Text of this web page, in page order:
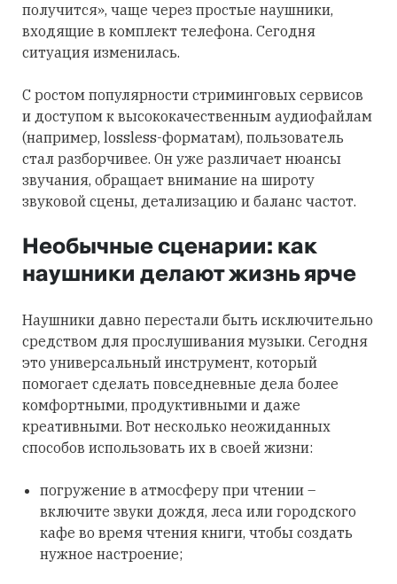
получится», чаще через простые наушники,
входящие в комплект телефона. Сегодня
ситуация изменилась.
С ростом популярности стриминговых сервисов
и доступом к высококачественным аудиофайлам
(например, lossless-форматам), пользователь
стал разборчивее. Он уже различает нюансы
звучания, обращает внимание на широту
звуковой сцены, детализацию и баланс частот.
Необычные сценарии: как
наушники делают жизнь ярче
Наушники давно перестали быть исключительно
средством для прослушивания музыки. Сегодня
это универсальный инструмент, который
помогает сделать повседневные дела более
комфортными, продуктивными и даже
креативными. Вот несколько неожиданных
способов использовать их в своей жизни:
погружение в атмосферу при чтении –
включите звуки дождя, леса или городского
кафе во время чтения книги, чтобы создать
нужное настроение;